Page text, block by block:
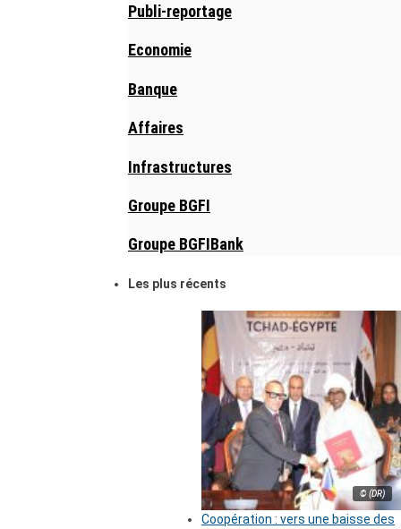
Publi-reportage
Economie
Banque
Affaires
Infrastructures
Groupe BGFI
Groupe BGFIBank
Les plus récents
© (DR)
Coopération : vers une baisse des